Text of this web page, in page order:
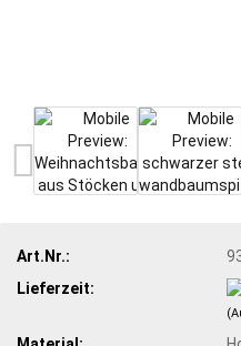
Art.Nr.:
Lieferzeit: